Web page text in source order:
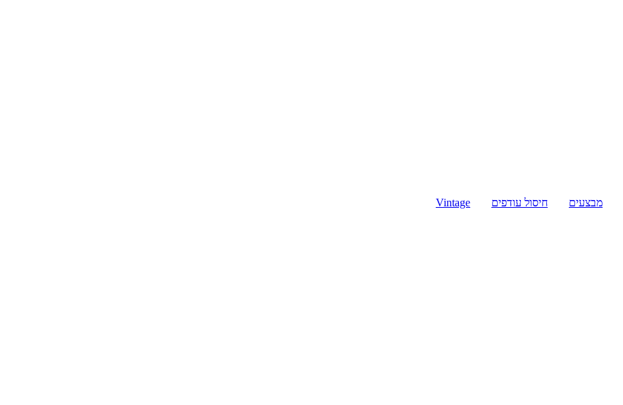
מבצעים חיסול עודפים Vintage